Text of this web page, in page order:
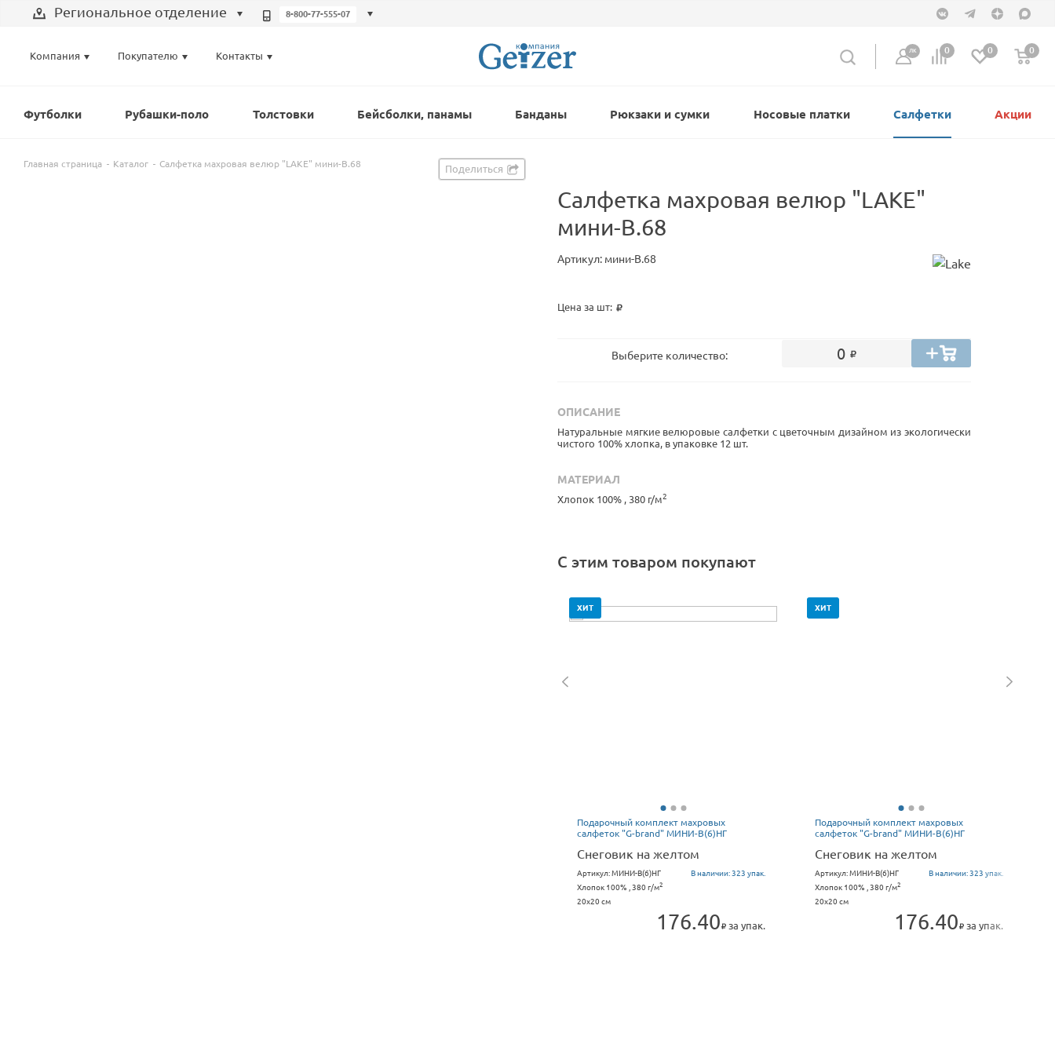
Региональное отделение 8-800-77-555-07
Компания Покупателю Контакты ЛК 0 0 0
Футболки Рубашки-поло Толстовки Бейсболки, панамы Банданы Рюкзаки и сумки Носовые платки Салфетки Акции
Главная страница Каталог Салфетка махровая велюр "LAKE" мини-В.68 Поделиться
Салфетка махровая велюр "LAKE"
мини-В.68
Артикул: мини-В.68
Цена за шт:
Выберите количество: 0
ОПИСАНИЕ
Натуральные мягкие велюровые салфетки с цветочным дизайном из экологически
чистого 100% хлопка, в упаковке 12 шт.
МАТЕРИАЛ
Хлопок 100% , 380 г/м2
С этим товаром покупают
ХИТ
Подарочный комплект махровых
салфеток "G-brand" МИНИ-В(6)НГ
Снеговик на желтом
Артикул:МИНИ-В(6)НГ В наличии:323 упак.
Хлопок 100% , 380 г/м2
20x20 см
176.40 за упак.
ХИТ
Подарочный комплект махровых
салфеток "G-brand" МИНИ-В(6)НГ
Снеговик на желтом
Артикул:МИНИ-В(6)НГ В наличии:323 упак.
Хлопок 100% , 380 г/м2
20x20 см
176.40 за упак.